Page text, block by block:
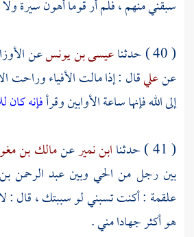
سبقني منهم ، فلم أر قوما أهون سيرة
( 40 ) حدثنا
عيسى بن يونسعن
عنعليقال : إذا مالت الأفياء وراحت
إلى الله فإنها ساعة الأوابين وقرأفإنه كان
( 41 ) حدثنا
ابن نميرعنمالك بن
بين رجل من الحي وبينعبد الرحمن
علقمة : أكنت تسبني لو سببتك ، قال :
هو أكثر جهادا مني .